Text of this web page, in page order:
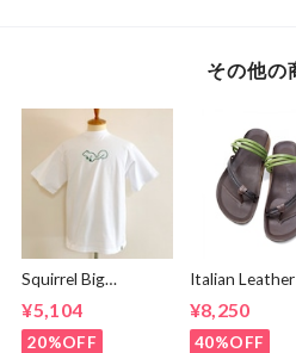
その他の
Squirrel Big
Embroidery T-
shirts White /
Green
¥5,104
20%OFF
Italian
Bed Code Strap
Sandal Green
Dark Brown
¥8,250
40%OFF